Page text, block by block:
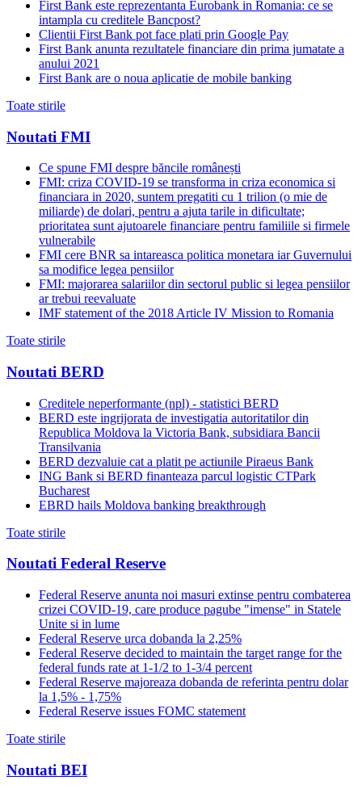
First Bank este reprezentanta Eurobank in Romania: ce se
intampla cu creditele Bancpost?
Clientii First Bank pot face plati prin Google Pay
First Bank anunta rezultatele financiare din prima jumatate a
anului 2021
First Bank are o noua aplicatie de mobile banking
Toate stirile
Noutati FMI
Ce spune FMI despre băncile românești
FMI: criza COVID-19 se transforma in criza economica si
financiara in 2020, suntem pregatiti cu 1 trilion (o mie de
miliarde) de dolari, pentru a ajuta tarile in dificultate;
prioritatea sunt ajutoarele financiare pentru familiile si firmele
vulnerabile
FMI cere BNR sa intareasca politica monetara iar Guvernului
sa modifice legea pensiilor
FMI: majorarea salariilor din sectorul public si legea pensiilor
ar trebui reevaluate
IMF statement of the 2018 Article IV Mission to Romania
Toate stirile
Noutati BERD
Creditele neperformante (npl) - statistici BERD
BERD este ingrijorata de investigatia autoritatilor din
Republica Moldova la Victoria Bank, subsidiara Bancii
Transilvania
BERD dezvaluie cat a platit pe actiunile Piraeus Bank
ING Bank si BERD finanteaza parcul logistic CTPark
Bucharest
EBRD hails Moldova banking breakthrough
Toate stirile
Noutati Federal Reserve
Federal Reserve anunta noi masuri extinse pentru combaterea
crizei COVID-19, care produce pagube "imense" in Statele
Unite si in lume
Federal Reserve urca dobanda la 2,25%
Federal Reserve decided to maintain the target range for the
federal funds rate at 1-1/2 to 1-3/4 percent
Federal Reserve majoreaza dobanda de referinta pentru dolar
la 1,5% - 1,75%
Federal Reserve issues FOMC statement
Toate stirile
Noutati BEI